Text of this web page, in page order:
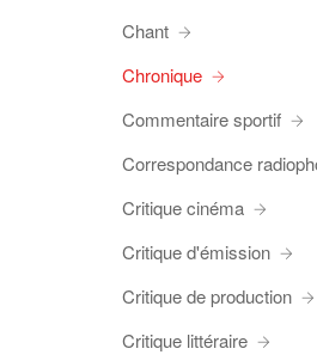
Chant
Chronique
Commentaire sportif
Correspondance
Critique cinéma
Critique d'émission
Critique de production
Critique littéraire